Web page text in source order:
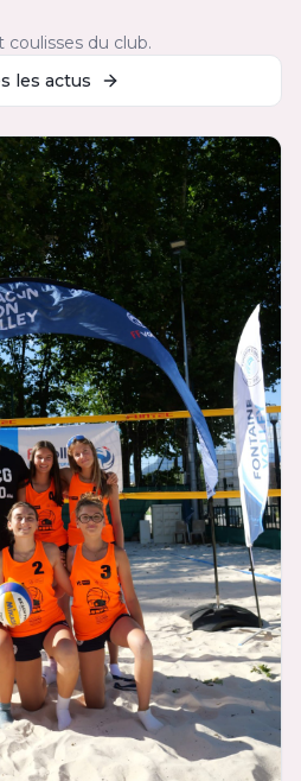
du club.
les actus